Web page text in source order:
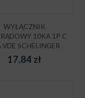
WYŁĄCZNIK
10KA 1P C
VDE SCHELINGER
17,84 zł